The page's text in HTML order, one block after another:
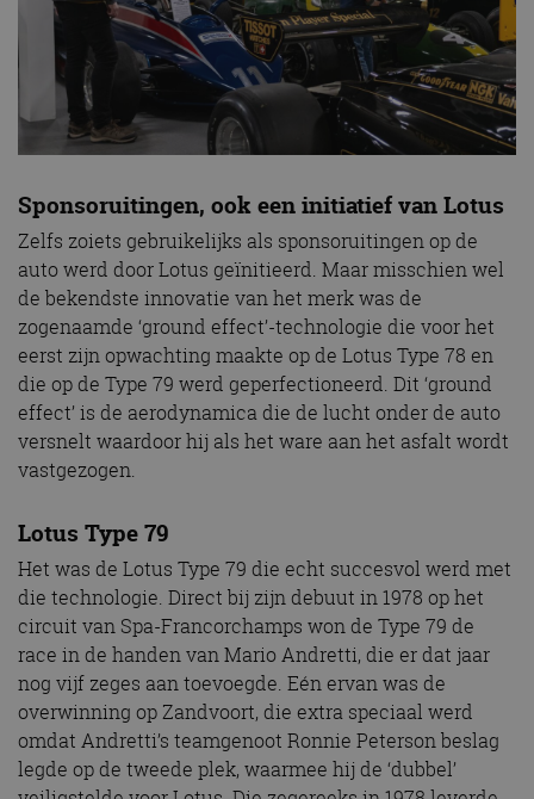
Sponsoruitingen, ook een initiatief van Lotus
Zelfs zoiets gebruikelijks als sponsoruitingen op de
auto werd door Lotus geïnitieerd. Maar misschien wel
de bekendste innovatie van het merk was de
zogenaamde ‘ground effect’-technologie die voor het
eerst zijn opwachting maakte op de Lotus Type 78 en
die op de Type 79 werd geperfectioneerd. Dit ‘ground
effect’ is de aerodynamica die de lucht onder de auto
versnelt waardoor hij als het ware aan het asfalt wordt
vastgezogen.
Lotus Type 79
Het was de Lotus Type 79 die echt succesvol werd met
die technologie. Direct bij zijn debuut in 1978 op het
circuit van Spa-Francorchamps won de Type 79 de
race in de handen van Mario Andretti, die er dat jaar
nog vijf zeges aan toevoegde. Eén ervan was de
overwinning op Zandvoort, die extra speciaal werd
omdat Andretti’s teamgenoot Ronnie Peterson beslag
legde op de tweede plek, waarmee hij de ‘dubbel’